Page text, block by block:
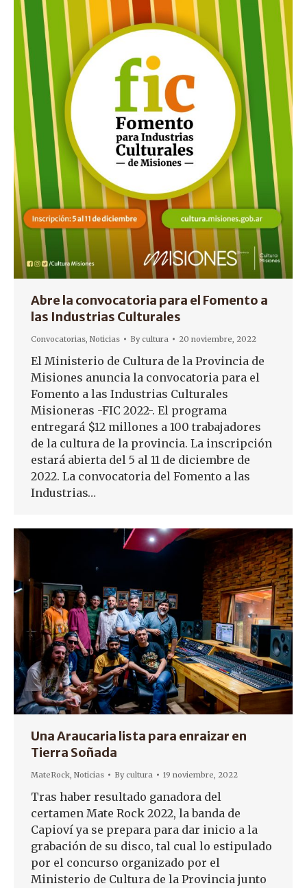
Abre la convocatoria para el Fomento a
las Industrias Culturales
Convocatorias, Noticias Bycultura 20 noviembre, 2022
El Ministerio de Cultura de la Provincia de
Misiones anuncia la convocatoria para el
Fomento a las Industrias Culturales
Misioneras -FIC 2022-. El programa
entregará $12 millones a 100 trabajadores
de la cultura de la provincia. La inscripción
estará abierta del 5 al 11 de diciembre de
2022. La convocatoria del Fomento a las
Industrias…
Una Araucaria lista para enraizar en
Tierra Soñada
MateRock, Noticias Bycultura 19 noviembre, 2022
Tras haber resultado ganadora del
certamen Mate Rock 2022, la banda de
Capioví ya se prepara para dar inicio a la
grabación de su disco, tal cual lo estipulado
por el concurso organizado por el
Ministerio de Cultura de la Provincia junto